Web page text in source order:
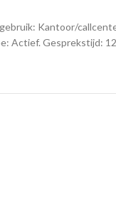
Kantoor/
Actief. Gesprekstijd: